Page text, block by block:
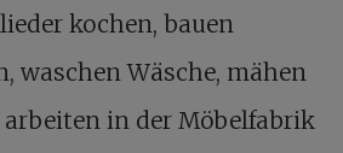
kochen, bauen
waschen Wäsche, mähen
arbeiten in der Möbelfabrik